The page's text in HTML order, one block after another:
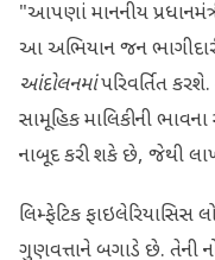
"આપણાં માનનીય
આ અભિયાન જન
આંદોલનમાંપરિવર્તિત
સામૂહિક માલિકીની
નાબૂદ કરી શકે છે, જેથી
લિમ્ફેટિક ફાઇલેરિયાસિસ
ગુણવત્તાને બગાડે છે. તેની